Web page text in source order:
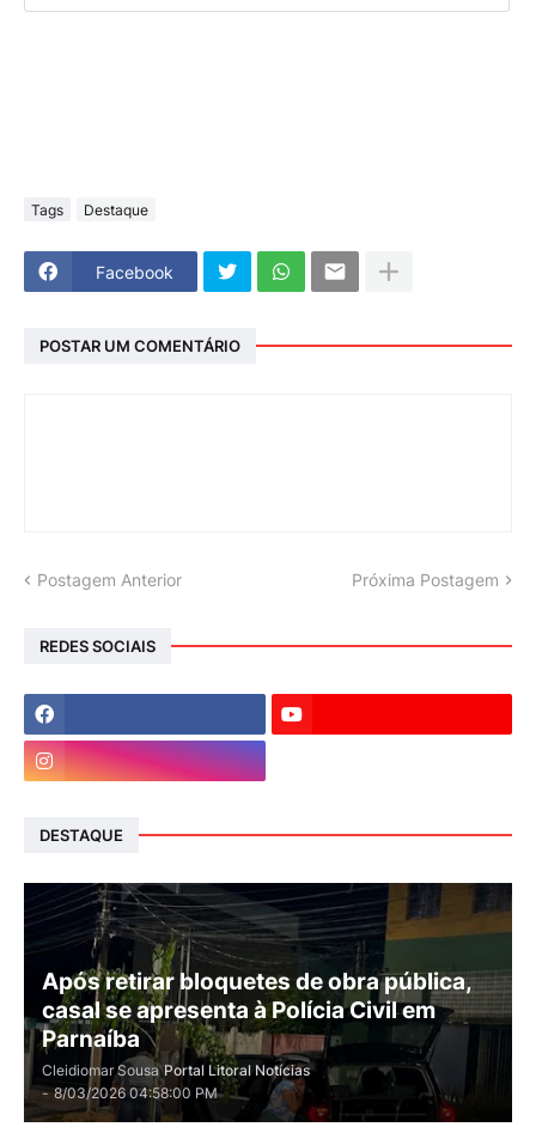
Tags Destaque
Facebook
POSTAR UM COMENTÁRIO
Postagem Anterior Próxima Postagem
REDES SOCIAIS
DESTAQUE
Após retirar bloquetes de obra pública,
casal se apresenta à Polícia Civil em
Parnaíba
Cleidiomar Sousa Portal Litoral Notícias
- 8/03/2026 04:58:00 PM